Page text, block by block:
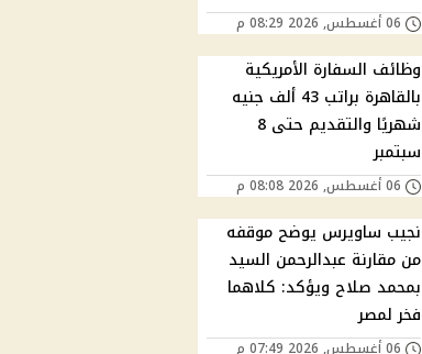
06 أغسطس, 2026 08:29 م
وظائف السفارة الأمريكية
بالقاهرة براتب 43 ألف جنيه
شهريًا والتقديم حتى 8
سبتمبر
06 أغسطس, 2026 08:08 م
نجيب ساويرس يوضح موقفه
من مقارنة عبدالرحمن السيد
بمحمد صلاح ويؤكد: كلاهما
فخر لمصر
06 أغسطس, 2026 07:49 م